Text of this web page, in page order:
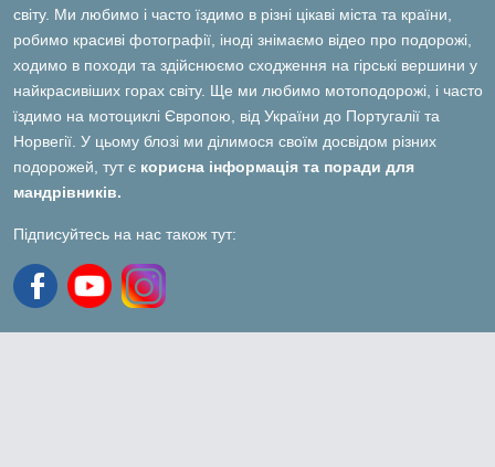
світу. Ми любимо і часто їздимо в різні цікаві міста та країни,
робимо красиві фотографії, іноді знімаємо відео про подорожі,
ходимо в походи та здійснюємо сходження на гірські вершини у
найкрасивіших горах світу. Ще ми любимо мотоподорожі, і часто
їздимо на мотоциклі Європою, від України до Португалії та
Норвегії. У цьому блозі ми ділимося своїм досвідом різних
подорожей, тут є корисна інформація та поради для
мандрівників.
Підписуйтесь на нас також тут: